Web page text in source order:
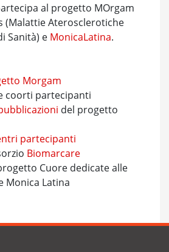
al progetto MOrgam
(Malattie Aterosclerotiche
Sanità) e MonicaLatina.
Morgam
coorti partecipanti
del progetto
partecipanti
Biomarcare
Cuore dedicate alle
Monica Latina